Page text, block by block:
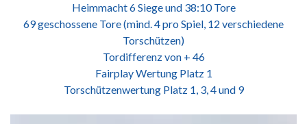
Heimmacht 6 Siege und 38:10 Tore
69 geschossene Tore (mind. 4 pro Spiel, 12 verschiedene
Torschützen)
Tordifferenz von + 46
Fairplay Wertung Platz 1
Torschützenwertung Platz 1, 3, 4 und 9